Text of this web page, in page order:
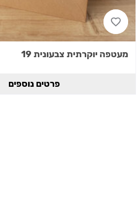
מעטפה יוקרתית צבעונית 19
פרטים נוספים